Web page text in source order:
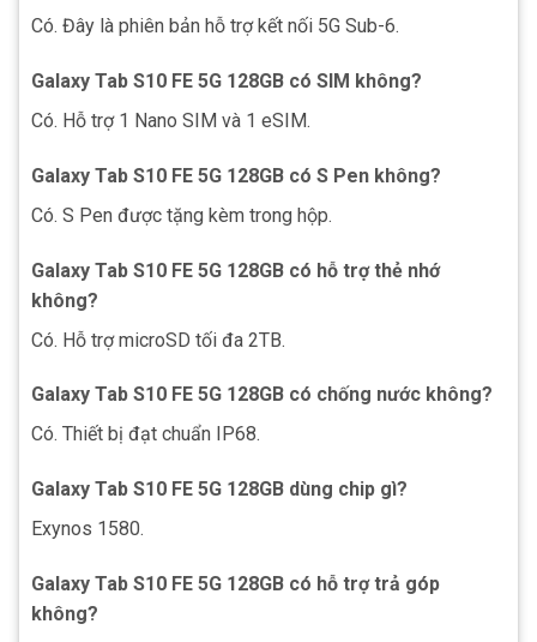
Có. Đây là phiên bản hỗ trợ kết nối 5G Sub-6.
Galaxy Tab S10 FE 5G 128GB có SIM không?
Có. Hỗ trợ 1 Nano SIM và 1 eSIM.
Galaxy Tab S10 FE 5G 128GB có S Pen không?
Có. S Pen được tặng kèm trong hộp.
Galaxy Tab S10 FE 5G 128GB có hỗ trợ thẻ nhớ
không?
Có. Hỗ trợ microSD tối đa 2TB.
Galaxy Tab S10 FE 5G 128GB có chống nước không?
Có. Thiết bị đạt chuẩn IP68.
Galaxy Tab S10 FE 5G 128GB dùng chip gì?
Exynos 1580.
Galaxy Tab S10 FE 5G 128GB có hỗ trợ trả góp
không?